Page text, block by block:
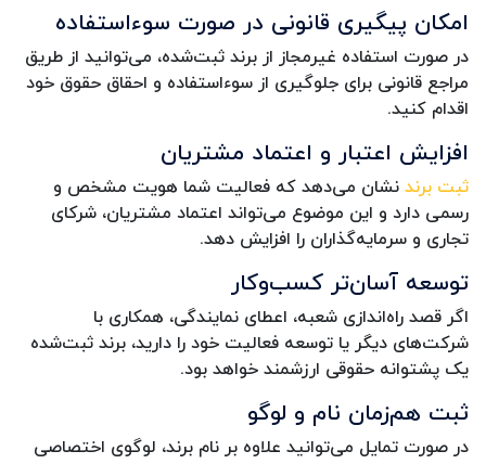
امکان پیگیری قانونی در صورت سوءاستفاده
در صورت استفاده غیرمجاز از برند ثبت‌شده، می‌توانید از طریق
مراجع قانونی برای جلوگیری از سوءاستفاده و احقاق حقوق خود
اقدام کنید.
افزایش اعتبار و اعتماد مشتریان
ثبت برندنشان می‌دهد که فعالیت شما هویت مشخص و
رسمی دارد و این موضوع می‌تواند اعتماد مشتریان، شرکای
تجاری و سرمایه‌گذاران را افزایش دهد.
توسعه آسان‌تر کسب‌وکار
اگر قصد راه‌اندازی شعبه، اعطای نمایندگی، همکاری با
شرکت‌های دیگر یا توسعه فعالیت خود را دارید، برند ثبت‌شده
یک پشتوانه حقوقی ارزشمند خواهد بود.
ثبت هم‌زمان نام و لوگو
در صورت تمایل می‌توانید علاوه بر نام برند، لوگوی اختصاصی